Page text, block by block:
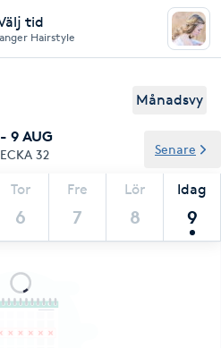
tid
Hairstyle
Månadsvy
9 AUG
32
Tor
6
Fre
7
Lör
8
Idag
9
Senare